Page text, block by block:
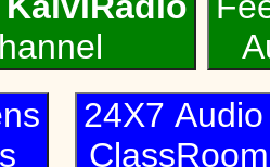
24X7
ClassRoom